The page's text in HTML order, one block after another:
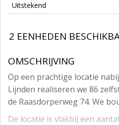
Uitstekend
2 EENHEDEN
OMSCHRIJVING
Op een prachtige locatie
Lijnden realiseren we 86
de Raasdorperweg 74. We
De locatie is vlakbij een